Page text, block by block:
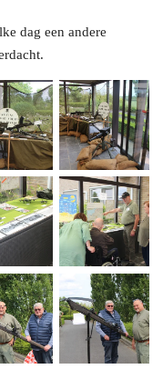
dag een andere